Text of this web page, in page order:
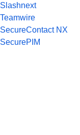
Slashnext
Teamwire
SecureContact NX
SecurePIM